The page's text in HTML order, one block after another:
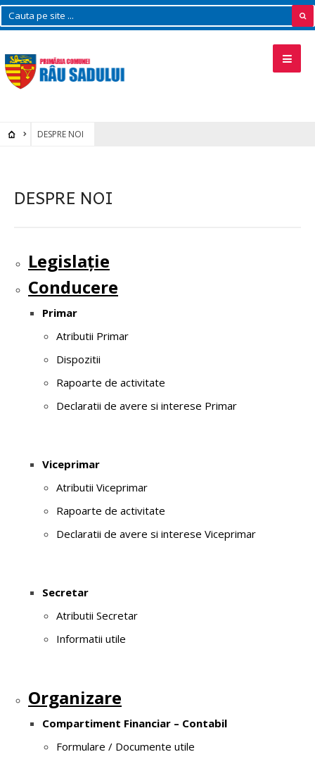
DESPRE NOI
DESPRE NOI
Legislație
Conducere
Primar
Atributii Primar
Dispozitii
Rapoarte de activitate
Declaratii de avere si interese Primar
Viceprimar
Atributii Viceprimar
Rapoarte de activitate
Declaratii de avere si interese Viceprimar
Secretar
Atributii Secretar
Informatii utile
Organizare
Compartiment Financiar – Contabil
Formulare / Documente utile